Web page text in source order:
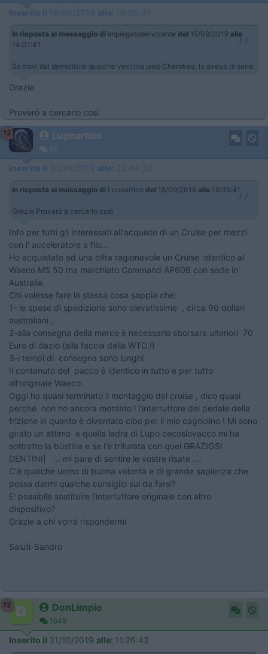
Inserito il 18/09/2019 alle: 19:05:41
In risposta al messaggio di impiegatodelvolante del 15/09/2019 alle
14:01:41
Se trovi dal demolitore qualche vecchia jeep Cherokee, lo aveva di serie
Grazie
Proverò a cercarlo così
12 Lupoartico
85
Inserito il 30/10/2019 alle: 23:44:32
In risposta al messaggio di Lupoartico del 18/09/2019 alle 19:05:41
Grazie Proverò a cercarlo così
Info per tutti gli interessati all'acquisto di un Cruise per mezzi
con l' acceleratore a filo...
Ho acquistato ad una cifra ragionevole un Cruise identico al
Waeco MS 50 ma marchiato Command AP60B con sede in
Australia.
Chi volesse fare la stessa cosa sappia che:
1- le spese di spedizione sono elevatissime , circa 90 dollari
australiani ,
2-alla consegna della merce è necessario sborsare ulteriori 70
Euro di dazio (alla faccia della WTO.!)
3-i tempi di consegna sono lunghi
Il contenuto del pacco è identico in tutto e per tutto
all'originale Waeco.
Oggi ho quasi terminato il montaggio del cruise , dico quasi
perché non ho ancora montato l l'interruttore del pedale della
frizione in quanto è diventato cibo per il mio cagnolino ! Mi sono
girato un attimo e quella ladra di Lupo cecoslovacco mi ha
sottratto la bustina e se l'è triturata con quei GRAZIOSI
DENTINI| ... mi pare di sentire le vostre risate ....
C'è qualche uomo di buona volontà e di grande sapienza che
possa darmi qualche consiglio sul da farsi?
E' possibile sostituire l'interruttore originale con altro
dispositivo?
Grazie a chi vorrà rispondermi
Saluti-Sandro
12 DonLimpio
1649
Inserito il 31/10/2019 alle: 11:26:43